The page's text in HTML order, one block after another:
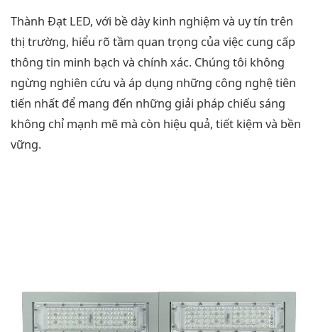
Thành Đạt LED, với bề dày kinh nghiệm và uy tín trên
thị trường, hiểu rõ tầm quan trọng của việc cung cấp
thông tin minh bạch và chính xác. Chúng tôi không
ngừng nghiên cứu và áp dụng những công nghệ tiên
tiến nhất để mang đến những giải pháp chiếu sáng
không chỉ mạnh mẽ mà còn hiệu quả, tiết kiệm và bền
vững.